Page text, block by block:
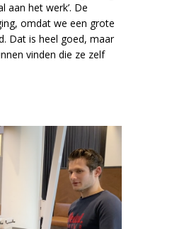
aan het werk’. De
omdat we een grote
Dat is heel goed, maar
vinden die ze zelf